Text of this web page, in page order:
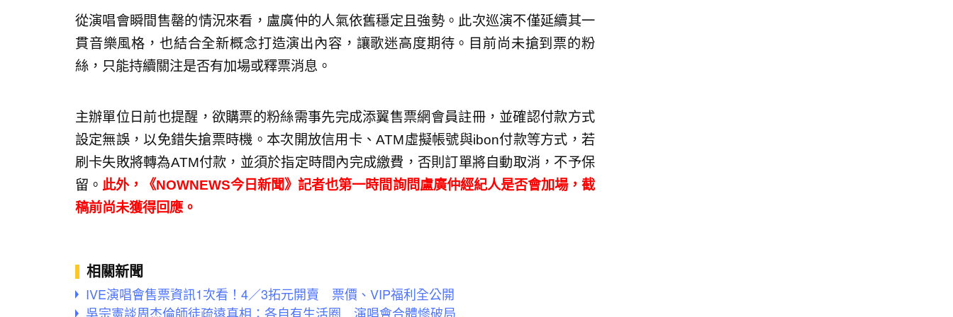
從演唱會瞬間售罄的情況來看，盧廣仲的人氣依舊穩定且強勢。此次巡演不僅延續其一
貫音樂風格，也結合全新概念打造演出內容，讓歌迷高度期待。目前尚未搶到票的粉
絲，只能持續關注是否有加場或釋票消息。
主辦單位日前也提醒，欲購票的粉絲需事先完成添翼售票網會員註冊，並確認付款方式
設定無誤，以免錯失搶票時機。本次開放信用卡、ATM虛擬帳號與ibon付款等方式，若
刷卡失敗將轉為ATM付款，並須於指定時間內完成繳費，否則訂單將自動取消，不予保
留。 此外，《NOWNEWS今日新聞》記者也第一時間詢問盧廣仲經紀人是否會加場，截
稿前尚未獲得回應。
相關新聞
IVE演唱會售票資訊1次看！4／3拓元開賣 票價、VIP福利全公開
吳宗憲談周杰倫師徒疏遠真相：各自有生活圈 演唱會合體慘破局